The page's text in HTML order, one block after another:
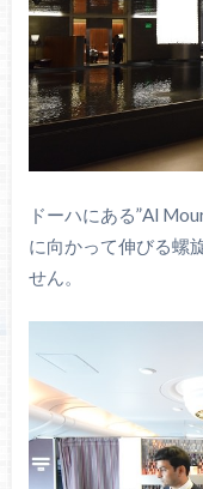
ドーハにある”Al
に向かって伸びる螺
せん。